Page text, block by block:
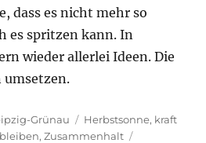
dass es nicht mehr so
es spritzen kann. In
wieder allerlei Ideen. Die
umsetzen.
Grünau Schlagwörter
Herbstsonne, kraft
,Zusammenhalt